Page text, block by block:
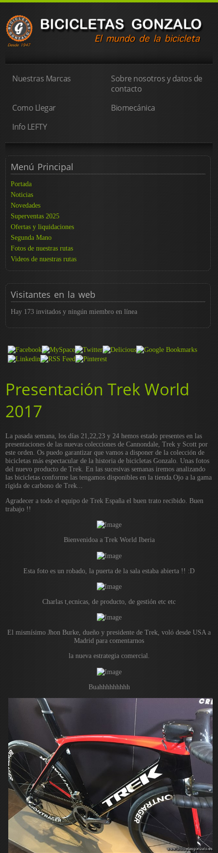
Nuestras Marcas
Sobre nosotros y datos de
contacto
Como Llegar
Biomecánica
Info LEFTY
MenúPrincipal
Portada
Noticias
Novedades
Superventas 2025
Ofertas y liquidaciones
Segunda Mano
Fotos de nuestras rutas
Videos de nuestras rutas
Visitantesen la web
Hay 173 invitados y ningún miembro en línea
Presentación Trek World
2017
La pasada semana, los días 21,22,23 y 24 hemos estado presentes en las
presentaciones de las nuevas colecciones de Cannondale, Trek y Scott por
este orden. Os puedo garantizar que vamos a disponer de la colección de
bicicletas más espectacular de la historia de bicicletas Gonzalo. Unas fotos
del nuevo producto de Trek. En las sucesivas semanas iremos analizando
las bicicletas conforme las tengamos disponibles en la tienda.Ojo a la gama
rígida de carbono de Trek...
Agradecer a todo el equipo de Trek España el buen trato recibido. Buen
trabajo !!
Bienvenidoa a Trek World Iberia
Esta foto es un robado, la puerta de la sala estaba abierta !! :D
Charlas t,ecnicas, de producto, de gestión etc etc
El mismísimo Jhon Burke, dueño y presidente de Trek, voló desde USA a
Madrid para comentarnos
la nueva estrategia comercial.
Buahhhhhhhhh